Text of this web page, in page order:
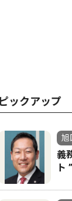
ピックアップ
旭
義
ト